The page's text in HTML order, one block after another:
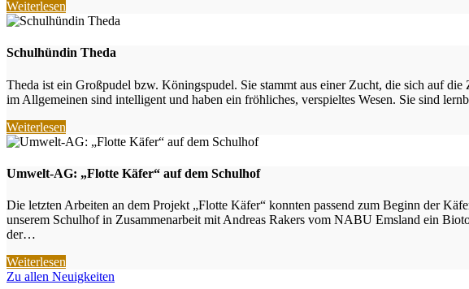
Weiterlesen
Schulhündin Theda
Theda ist ein Großpudel bzw. Köningspudel. Sie stammt aus einer Zucht, die sich auf
im Allgemeinen sind intelligent und haben ein fröhliches, verspieltes Wesen. Sie sind
Weiterlesen
Umwelt-AG: „Flotte Käfer“ auf dem Schulhof
Die letzten Arbeiten an dem Projekt „Flotte Käfer“ konnten passend zum Beginn der
unserem Schulhof in Zusammenarbeit mit Andreas Rakers vom NABU Emsland ein
der…
Weiterlesen
Zu allen Neuigkeiten